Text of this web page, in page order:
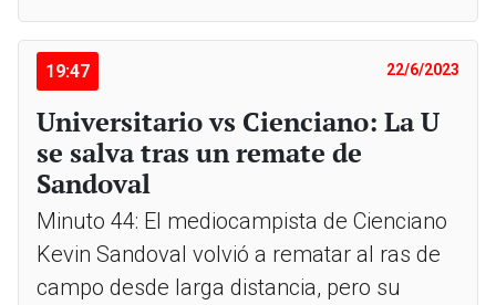
19:47 22/6/2023
Universitario vs Cienciano: La U
se salva tras un remate de
Sandoval
Minuto 44: El mediocampista de Cienciano
Kevin Sandoval volvió a rematar al ras de
campo desde larga distancia, pero su